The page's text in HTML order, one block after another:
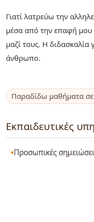
Γιατί λατρεύω την
μέσα από την επαφή μου
μαζί τους. Η διδασκαλία
άνθρωπο.
Παραδίδω μαθήματα σε
Εκπαιδευτικές
Προσωπικές